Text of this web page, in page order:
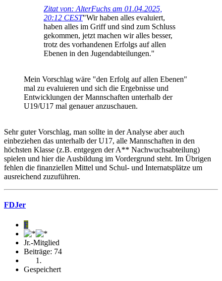
Zitat von: AlterFuchs am 01.04.2025,
20:12 CEST"Wir haben alles evaluiert,
haben alles im Griff und sind zum Schluss
gekommen, jetzt machen wir alles besser,
trotz des vorhandenen Erfolgs auf allen
Ebenen in den Jugendabteilungen."
Mein Vorschlag wäre "den Erfolg auf allen Ebenen"
mal zu evaluieren und sich die Ergebnisse und
Entwicklungen der Mannschaften unterhalb der
U19/U17 mal genauer anzuschauen.
Sehr guter Vorschlag, man sollte in der Analyse aber auch
einbeziehen das unterhalb der U17, alle Mannschaften in den
höchsten Klasse (z.B. entgegen der A** Nachwuchsabteilung)
spielen und hier die Ausbildung im Vordergrund steht. Im Übrigen
fehlen die finanziellen Mittel und Schul- und Internatsplätze um
ausreichend zuzuführen.
FDJer
F
Jr.-Mitglied
Beiträge: 74
Gespeichert